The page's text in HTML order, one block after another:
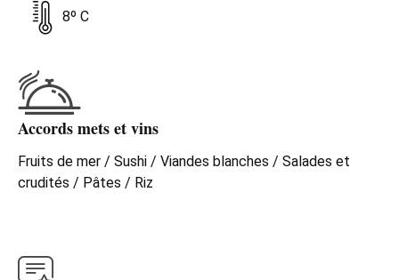
8º C
Accords mets et vins
Fruits de mer / Sushi / Viandes blanches / Salades et
crudités / Pâtes / Riz